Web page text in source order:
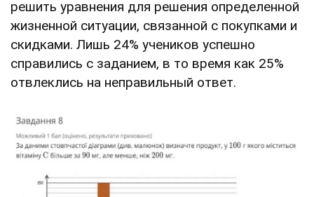
решить уравнения для решения определенной
жизненной ситуации, связанной с покупками и
скидками. Лишь 24% учеников успешно
справились с заданием, в то время как 25%
отвлеклись на неправильный ответ.